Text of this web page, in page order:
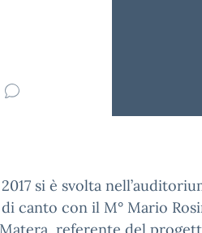
si è svolta
canto con il M° Mario